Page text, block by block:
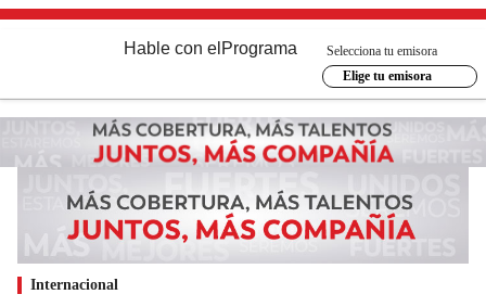
Hable con el Programa
Selecciona tu emisora
Elige tu emisora
Internacional